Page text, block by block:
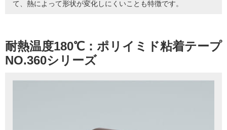
て、熱によって形状が変化しにくいことも特徴です。
耐熱温度180℃：ポリイミド粘着テープ
NO.360シリーズ